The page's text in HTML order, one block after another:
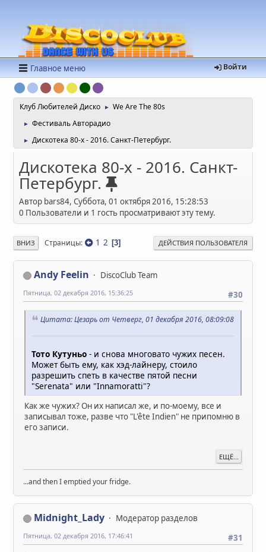
Войти
Главное меню
Клуб Любителей Диско ► We Are The 80s
► Фестиваль Авторадио
► Дискотека 80-х - 2016. Санкт-Петербург.
Дискотека 80-х - 2016. Санкт-
Петербург.
Автор bars84, Суббота, 01 октября 2016, 15:28:53
0 Пользователи и 1 гость просматривают эту тему.
ВНИЗ Страницы 1 2 3 ДЕЙСТВИЯ ПОЛЬЗОВАТЕЛЯ
Andy Feelin
DiscoClub Team
#30
Пятница, 02 декабря 2016, 15:36:25
Цитата: Цезарь от Четверг, 01 декабря 2016, 08:09:08
Тото Кутуньо - и снова многовато чужих песен.
Может быть ему, как хэд-лайнеру, стоило
разрешить спеть в качестве пятой песни
"Serenata" или "Innamoratti"?
Как же чужих? Он их написал же, и по-моему, все и
записывал тоже, разве что "L'ête Indien" не припомню в
его записи.
ЕЩЁ...
...and then I emptied your fridge.
Midnight_Lady
Модератор разделов
#31
Пятница, 02 декабря 2016, 17:46:41